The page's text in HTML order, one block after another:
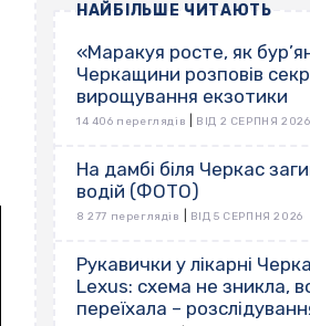
НАЙБІЛЬШЕ ЧИТАЮТЬ
«Маракуя росте, як
Черкащини розповів
вирощування екзотики
14 406 переглядів ВІД 2 СЕРПНЯ 2026
На дамбі біля Черкас
водій (ФОТО)
8 277 переглядів ВІД 5 СЕРПНЯ 2026
Рукавички у лікарні
Lexus: схема не зникла,
переїхала –